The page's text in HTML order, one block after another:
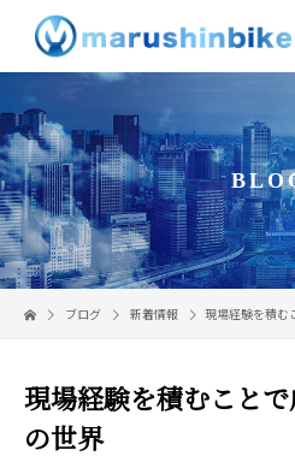
ブログ 新着情報 現場経験を積む
現場経験を積むこと
の世界